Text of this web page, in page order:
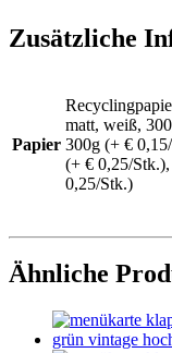
Zusätzliche
Papier
matt, weiß,
300g (+ €
(+ € 0,25/
0,25/Stk.)
Ähnliche